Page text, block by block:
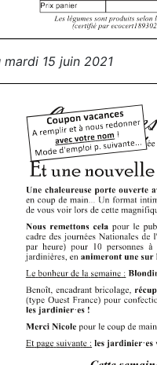
mardi 15 juin 2021